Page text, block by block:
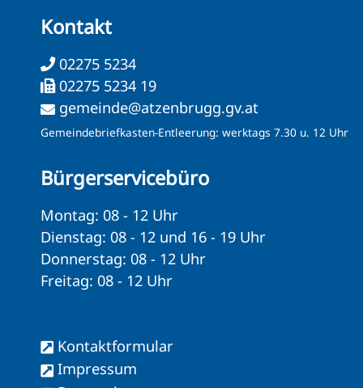
Kontakt
02275 5234
02275 5234 19
gemeinde@atzenbrugg.gv.at
Gemeindebriefkasten-Entleerung: werktags 7.30 u. 12 Uhr
Bürgerservicebüro
Montag: 08 - 12 Uhr
Dienstag: 08 - 12 und 16 - 19 Uhr
Donnerstag: 08 - 12 Uhr
Freitag: 08 - 12 Uhr
Kontaktformular
Impressum